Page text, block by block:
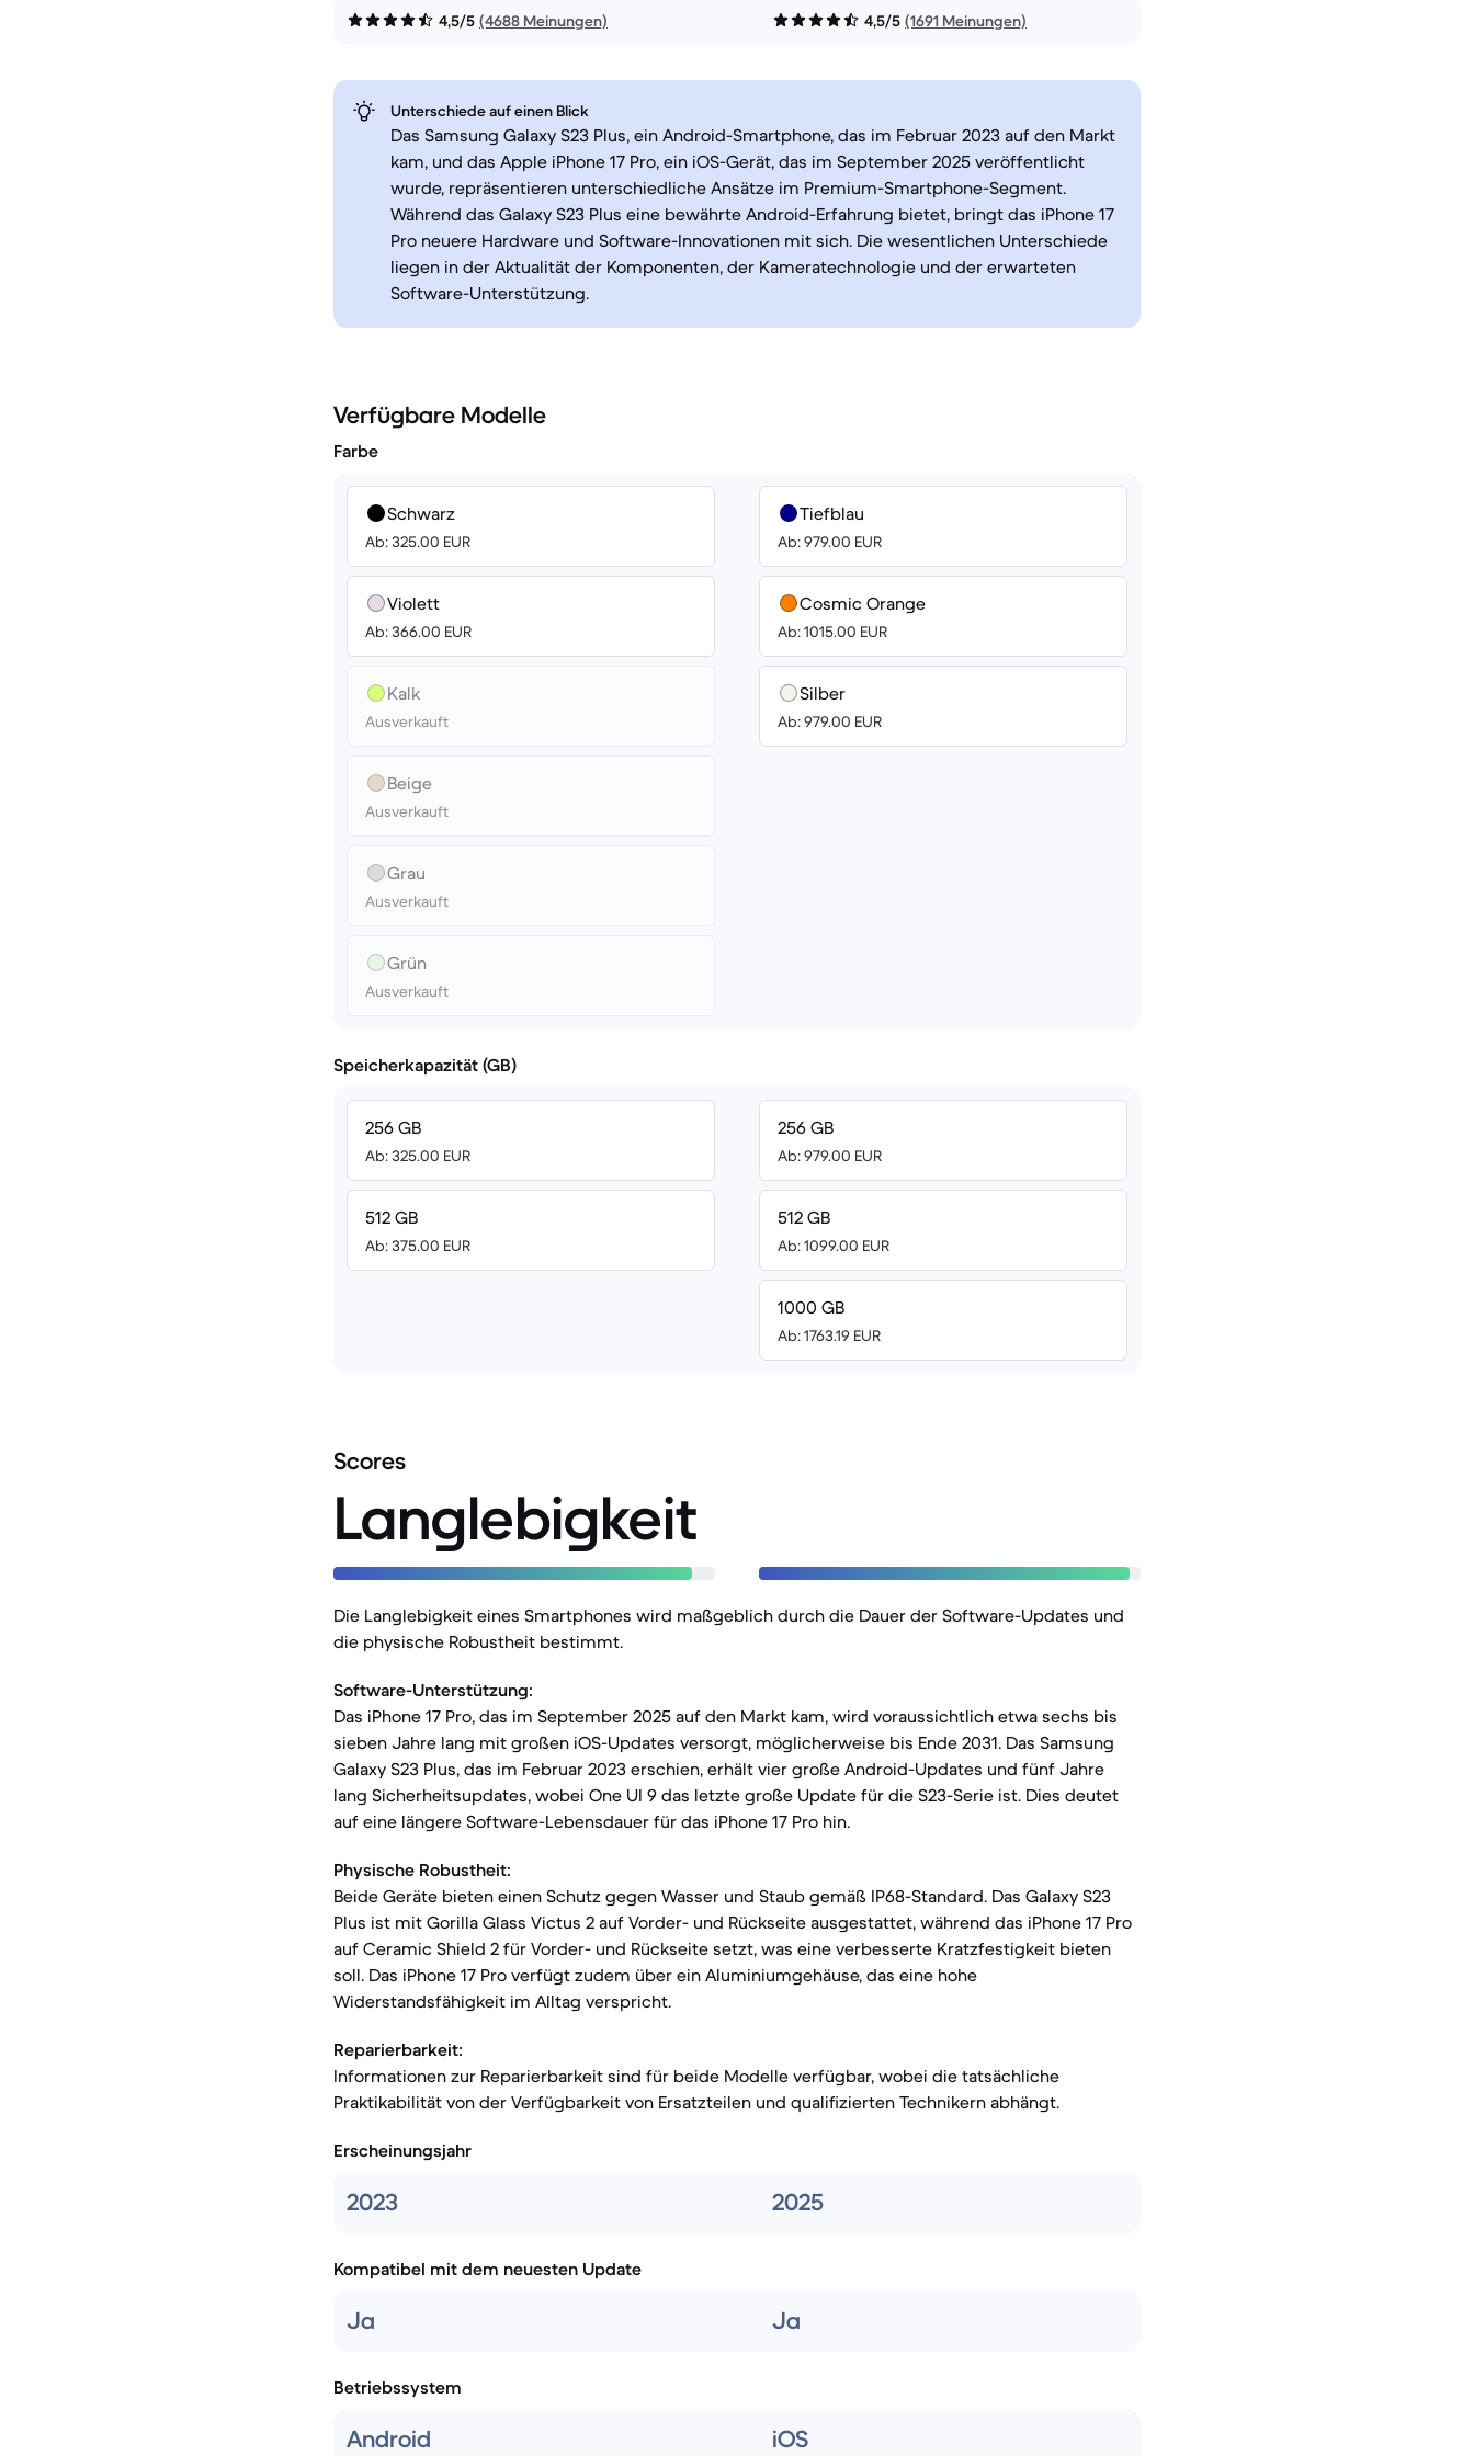
4,5/5 (4688 Meinungen) 4,5/5 (1691 Meinungen)
Unterschiede auf einen Blick
Das Samsung Galaxy S23 Plus, ein Android-Smartphone, das im Februar 2023 auf den Markt
kam, und das Apple iPhone 17 Pro, ein iOS-Gerät, das im September 2025 veröffentlicht
wurde, repräsentieren unterschiedliche Ansätze im Premium-Smartphone-Segment.
Während das Galaxy S23 Plus eine bewährte Android-Erfahrung bietet, bringt das iPhone 17
Pro neuere Hardware und Software-Innovationen mit sich. Die wesentlichen Unterschiede
liegen in der Aktualität der Komponenten, der Kameratechnologie und der erwarteten
Software-Unterstützung.
Verfügbare Modelle
Farbe
Schwarz
Ab: 325.00 EUR
Violett
Ab: 366.00 EUR
Kalk
Ausverkauft
Beige
Ausverkauft
Grau
Ausverkauft
Grün
Ausverkauft
Tiefblau
Ab: 979.00 EUR
Cosmic Orange
Ab: 1015.00 EUR
Silber
Ab: 979.00 EUR
Speicherkapazität (GB)
256 GB
Ab: 325.00 EUR
512 GB
Ab: 375.00 EUR
256 GB
Ab: 979.00 EUR
512 GB
Ab: 1099.00 EUR
1000 GB
Ab: 1763.19 EUR
Scores
Langlebigkeit
Die Langlebigkeit eines Smartphones wird maßgeblich durch die Dauer der Software-Updates und
die physische Robustheit bestimmt.
Software-Unterstützung:
Das iPhone 17 Pro, das im September 2025 auf den Markt kam, wird voraussichtlich etwa sechs bis
sieben Jahre lang mit großen iOS-Updates versorgt, möglicherweise bis Ende 2031. Das Samsung
Galaxy S23 Plus, das im Februar 2023 erschien, erhält vier große Android-Updates und fünf Jahre
lang Sicherheitsupdates, wobei One UI 9 das letzte große Update für die S23-Serie ist. Dies deutet
auf eine längere Software-Lebensdauer für das iPhone 17 Pro hin.
Physische Robustheit:
Beide Geräte bieten einen Schutz gegen Wasser und Staub gemäß IP68-Standard. Das Galaxy S23
Plus ist mit Gorilla Glass Victus 2 auf Vorder- und Rückseite ausgestattet, während das iPhone 17 Pro
auf Ceramic Shield 2 für Vorder- und Rückseite setzt, was eine verbesserte Kratzfestigkeit bieten
soll. Das iPhone 17 Pro verfügt zudem über ein Aluminiumgehäuse, das eine hohe
Widerstandsfähigkeit im Alltag verspricht.
Reparierbarkeit:
Informationen zur Reparierbarkeit sind für beide Modelle verfügbar, wobei die tatsächliche
Praktikabilität von der Verfügbarkeit von Ersatzteilen und qualifizierten Technikern abhängt.
Erscheinungsjahr
2023 2025
Kompatibel mit dem neuesten Update
Ja Ja
Betriebssystem
Android iOS